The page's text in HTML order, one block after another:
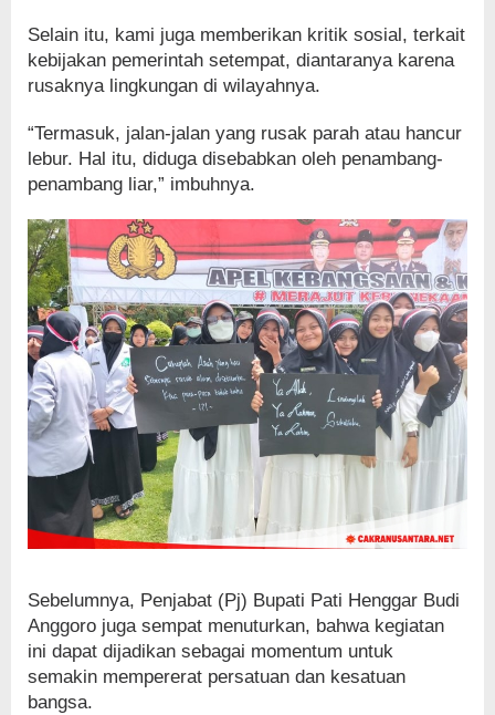
Selain itu, kami juga memberikan kritik sosial, terkait
kebijakan pemerintah setempat, diantaranya karena
rusaknya lingkungan di wilayahnya.
“Termasuk, jalan-jalan yang rusak parah atau hancur
lebur. Hal itu, diduga disebabkan oleh penambang-
penambang liar,” imbuhnya.
Sebelumnya, Penjabat (Pj) Bupati Pati Henggar Budi
Anggoro juga sempat menuturkan, bahwa kegiatan
ini dapat dijadikan sebagai momentum untuk
semakin mempererat persatuan dan kesatuan
bangsa.